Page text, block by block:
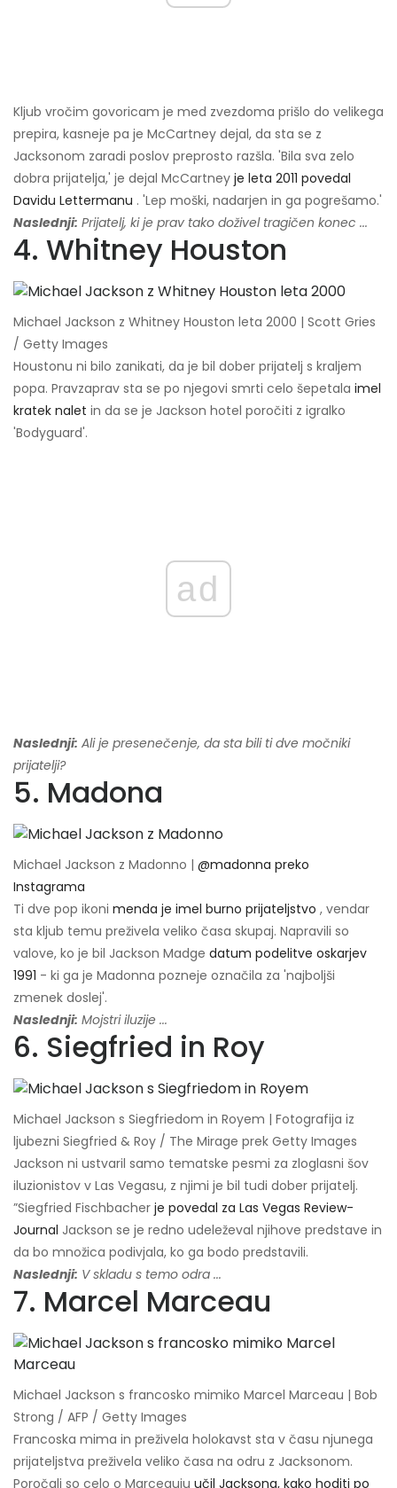
Kljub vročim govoricam je med zvezdoma prišlo do velikega
prepira, kasneje pa je McCartney dejal, da sta se z
Jacksonom zaradi poslov preprosto razšla. 'Bila sva zelo
dobra prijatelja,' je dejal McCartney je leta 2011 povedal
Davidu Lettermanu . 'Lep moški, nadarjen in ga pogrešamo.'
Naslednji: Prijatelj, ki je prav tako doživel tragičen konec ...
4. Whitney Houston
Michael Jackson z Whitney Houston leta 2000 | Scott Gries
/ Getty Images
Houstonu ni bilo zanikati, da je bil dober prijatelj s kraljem
popa. Pravzaprav sta se po njegovi smrti celo šepetala imel
kratek nalet in da se je Jackson hotel poročiti z igralko
'Bodyguard'.
ad
Naslednji: Ali je presenečenje, da sta bili ti dve močniki
prijatelji?
5. Madona
Michael Jackson z Madonno | @madonna preko
Instagrama
Ti dve pop ikoni menda je imel burno prijateljstvo , vendar
sta kljub temu preživela veliko časa skupaj. Napravili so
valove, ko je bil Jackson Madge datum podelitve oskarjev
1991 - ki ga je Madonna pozneje označila za 'najboljši
zmenek doslej'.
Naslednji: Mojstri iluzije ...
6. Siegfried in Roy
Michael Jackson s Siegfriedom in Royem | Fotografija iz
ljubezni Siegfried & Roy / The Mirage prek Getty Images
Jackson ni ustvaril samo tematske pesmi za zloglasni šov
iluzionistov v Las Vegasu, z njimi je bil tudi dober prijatelj.
”Siegfried Fischbacher je povedal za Las Vegas Review-
Journal Jackson se je redno udeleževal njihove predstave in
da bo množica podivjala, ko ga bodo predstavili.
Naslednji: V skladu s temo odra ...
7. Marcel Marceau
Michael Jackson s francosko mimiko Marcel Marceau | Bob
Strong / AFP / Getty Images
Francoska mima in preživela holokavst sta v času njunega
prijateljstva preživela veliko časa na odru z Jacksonom.
Poročali so celo o Marceauju učil Jacksona, kako hoditi po